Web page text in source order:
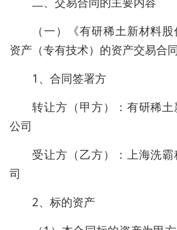
（一）《有研稀土新材料
资产（专有技术）的资产交易合同
1、合同签署方
转让方（甲方）：有研稀
公司
受让方（乙方）：上海洗
司
2、标的资产